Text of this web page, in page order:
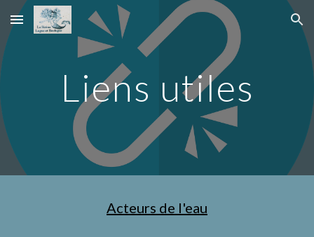
Skip to main content Skip to navigation
Liens utiles
Acteurs de l'eau